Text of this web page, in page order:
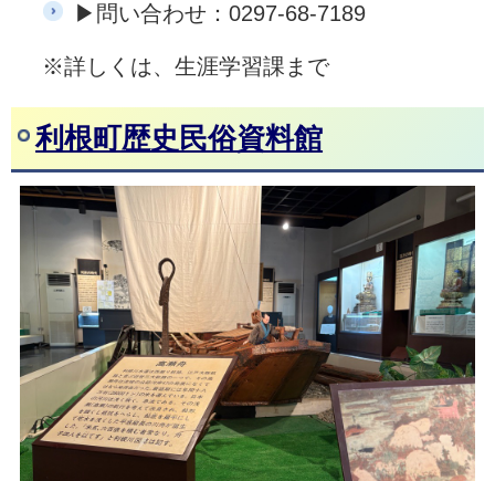
▶問い合わせ：0297-68-7189
※詳しくは、生涯学習課まで
利根町歴史民俗資料館